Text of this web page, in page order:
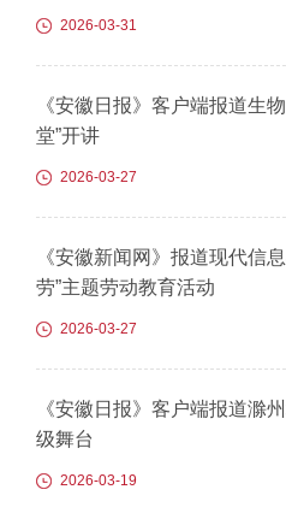
2026-03-31
《安徽日报》客户端报道生
堂”开讲
2026-03-27
《安徽新闻网》报道现代信
劳”主题劳动教育活动
2026-03-27
《安徽日报》客户端报道滁
级舞台
2026-03-19